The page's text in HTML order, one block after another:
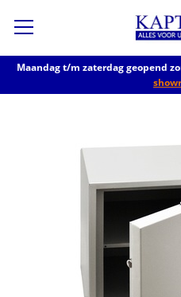
Maandag t/m zaterdag geopend